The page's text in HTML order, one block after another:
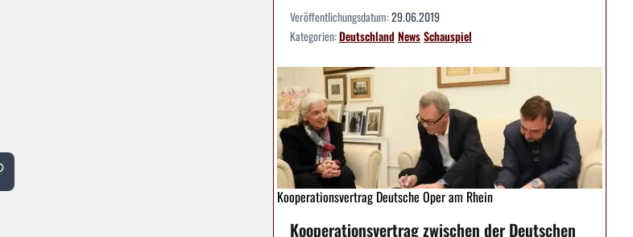
Veröffentlichungsdatum:29.06.2019
Kategorien:DeutschlandNewsSchauspiel
Kooperationsvertrag Deutsche Oper am Rhein
Kooperationsvertrag zwischen der Deutschen